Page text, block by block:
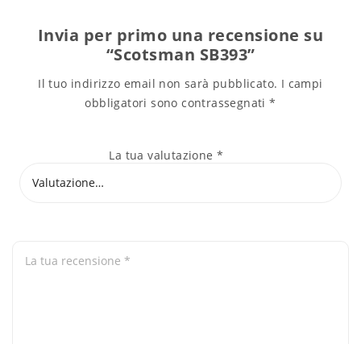
Invia per primo una recensione su
“Scotsman SB393”
Il tuo indirizzo email non sarà pubblicato. I campi
obbligatori sono contrassegnati*
La tua valutazione*